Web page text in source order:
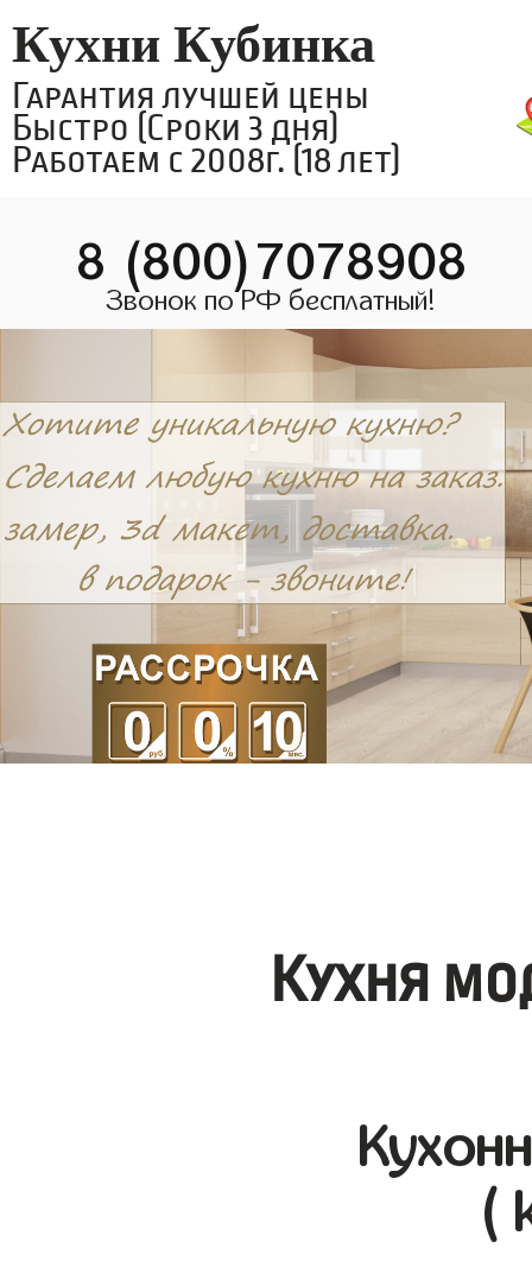
Кухни Кубинка
Гарантия лучшей цены
Быстро (Сроки 3 дня)
Работаем с 2008г. (18 лет)
8 (800)7078908
Звонок по РФ бесплатный!
Кухня
(